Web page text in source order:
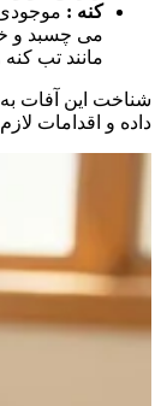
کنه :
می‌ چسبد و
مانند تب کنه
شناخت این آفات
داده و اقدامات